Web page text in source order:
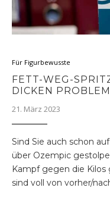
Für Figurbewusste
FETT-WEG-
DICKEN
21. März 2023
Sind Sie auch schon
über Ozempic
Kampf gegen die
sind voll von vorher/